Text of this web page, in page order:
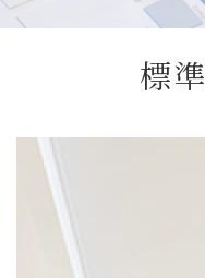
標準